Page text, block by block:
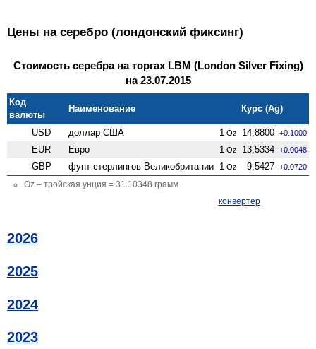
Цены на серебро (лондонский фиксинг)
Стоимость серебра на торгах LBM (London Silver Fixing)
на 23.07.2015
Код
валюты
Наименование Курс (Ag)
USD доллар США 1 Oz 14,8800 +0.1000
EUR Евро 1 Oz 13,5334 +0.0048
GBP фунт стерлингов Велико­британии 1 Oz 9,5427 +0.0720
Oz – тройская унция = 31.10348 грамм
конвертер
2026
2025
2024
2023